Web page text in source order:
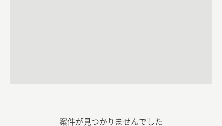
案件が見つかりませんでした